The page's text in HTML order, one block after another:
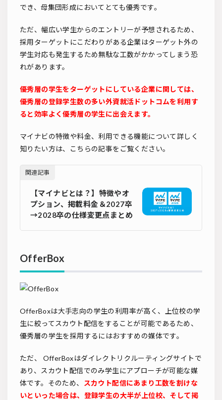
でき、母集団形成においてとても優秀です。
ただ、幅広い学生からのエントリーが予想されるため、
採用ターゲットにこだわりがある企業はターゲット外の
学生対応も発生するため無駄な工数がかかってしまう恐
れがあります。
優秀層の学生をターゲットにしている企業に関しては、
優秀層の登録学生数の多い外資就活ドットコムを利用す
ると効率よく優秀層の学生に出会えます。
マイナビの特徴や料金、利用できる機能について詳しく
知りたい方は、こちらの記事をご覧ください。
関連記事
【マイナビとは？】特徴やオ
プション、掲載料金＆2027卒
→2028卒の仕様変更点まとめ
OfferBox
OfferBoxは大手志向の学生の利用率が高く、上位校の学
生に絞ってスカウト配信をすることが可能であるため、
優秀層の学生を採用するにはおすすめの媒体です。
ただ、 OfferBoxはダイレクトリクルーティングサイトで
あり、スカウト配信でのみ学生にアプローチが可能な媒
体です。そのため、
スカウト配信にあまり工数を割けな
いといった場合は、登録学生の大半が上位校、そして掲